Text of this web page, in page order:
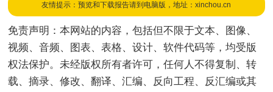
友情提示：预览和下载报告请到电脑版，地址：xinchou.cn
免责声明：本网站的内容，包括但不限于文本、图像、
视频、音频、图表、表格、设计、软件代码等，均受版
权法保护。未经版权所有者许可，任何人不得复制、转
载、摘录、修改、翻译、汇编、反向工程、反汇编或其